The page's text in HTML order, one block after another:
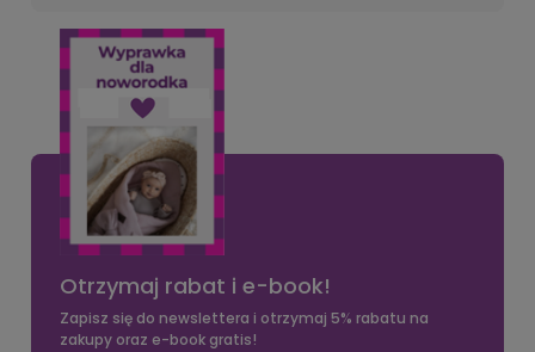
Otrzymaj rabat i e-book!
Zapisz się do newslettera i otrzymaj 5% rabatu na
zakupy oraz e-book gratis!